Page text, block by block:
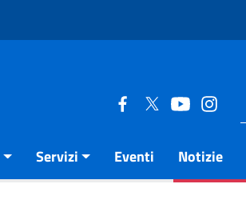
Servizi Eventi Notizie